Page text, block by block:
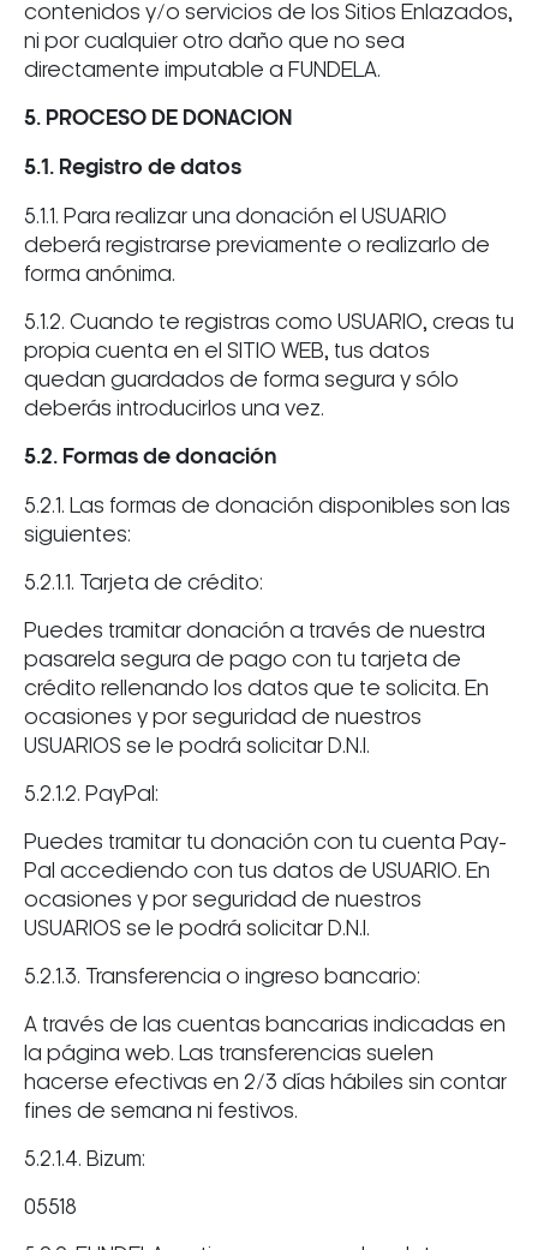
contenidos y/o servicios de los Sitios Enlazados,
ni por cualquier otro daño que no sea
directamente imputable a FUNDELA.
5. PROCESO DE DONACION
5.1. Registro de datos
5.1.1. Para realizar una donación el USUARIO
deberá registrarse previamente o realizarlo de
forma anónima.
5.1.2. Cuando te registras como USUARIO, creas tu
propia cuenta en el SITIO WEB, tus datos
quedan guardados de forma segura y sólo
deberás introducirlos una vez.
5.2. Formas de donación
5.2.1. Las formas de donación disponibles son las
siguientes:
5.2.1.1. Tarjeta de crédito:
Puedes tramitar donación a través de nuestra
pasarela segura de pago con tu tarjeta de
crédito rellenando los datos que te solicita. En
ocasiones y por seguridad de nuestros
USUARIOS se le podrá solicitar D.N.I.
5.2.1.2. PayPal:
Puedes tramitar tu donación con tu cuenta Pay-
Pal accediendo con tus datos de USUARIO. En
ocasiones y por seguridad de nuestros
USUARIOS se le podrá solicitar D.N.I.
5.2.1.3. Transferencia o ingreso bancario:
A través de las cuentas bancarias indicadas en
la página web. Las transferencias suelen
hacerse efectivas en 2/3 días hábiles sin contar
fines de semana ni festivos.
5.2.1.4. Bizum:
05518